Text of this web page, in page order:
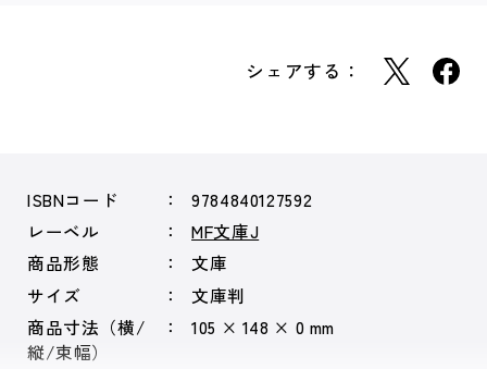
シェアする：
ISBNコード
9784840127592
レーベル
MF文庫J
商品形態
文庫
サイズ
文庫判
商品寸法（横/
縦/束幅）
105 × 148 × 0 mm